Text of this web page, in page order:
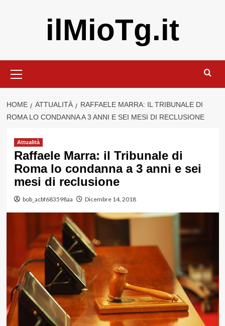
ilMioTg.it
principale
HOME ATTUALITÀ
RAFFAELE MARRA: IL TRIBUNALE DI
ROMA LO CONDANNA A 3 ANNI E SEI MESI DI RECLUSIONE
Attualità
Raffaele Marra: il Tribunale di
Roma lo condanna a 3 anni e sei
mesi di reclusione
bob_acbf683598aa Dicembre 14, 2018